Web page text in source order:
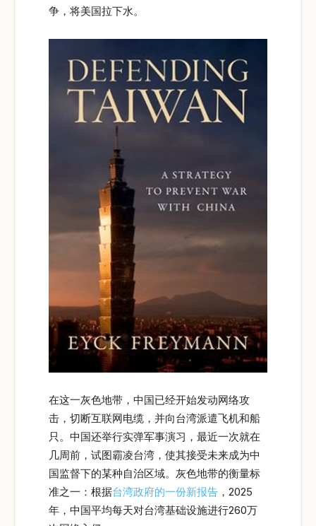
争，将美国拉下水。
在这一灰色地带，中国已经开始发动网络攻
击，切断互联网电缆，并向台湾派遣飞机和船
只。中国还举行实弹军事演习，最近一次就在
几周前，试图霸凌台湾，使其接受未来成为中
国监督下的某种自治区域。灰色地带的衡量标
准之一：根据台湾政府的一份新报告 ，2025
年，中国平均每天对台湾基础设施进行260万